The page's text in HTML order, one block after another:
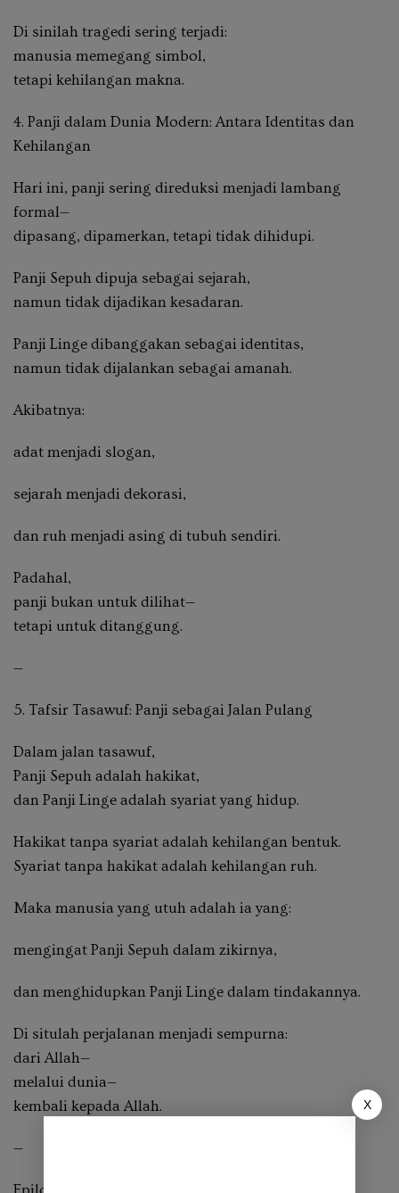
Di sinilah tragedi sering terjadi:
manusia memegang simbol,
tetapi kehilangan makna.
4. Panji dalam Dunia Modern: Antara Identitas dan
Kehilangan
Hari ini, panji sering direduksi menjadi lambang
formal—
dipasang, dipamerkan, tetapi tidak dihidupi.
Panji Sepuh dipuja sebagai sejarah,
namun tidak dijadikan kesadaran.
Panji Linge dibanggakan sebagai identitas,
namun tidak dijalankan sebagai amanah.
Akibatnya:
adat menjadi slogan,
sejarah menjadi dekorasi,
dan ruh menjadi asing di tubuh sendiri.
Padahal,
panji bukan untuk dilihat—
tetapi untuk ditanggung.
—
5. Tafsir Tasawuf: Panji sebagai Jalan Pulang
Dalam jalan tasawuf,
Panji Sepuh adalah hakikat,
dan Panji Linge adalah syariat yang hidup.
Hakikat tanpa syariat adalah kehilangan bentuk.
Syariat tanpa hakikat adalah kehilangan ruh.
Maka manusia yang utuh adalah ia yang:
mengingat Panji Sepuh dalam zikirnya,
dan menghidupkan Panji Linge dalam tindakannya.
Di situlah perjalanan menjadi sempurna:
dari Allah—
melalui dunia—
kembali kepada Allah.
—
X